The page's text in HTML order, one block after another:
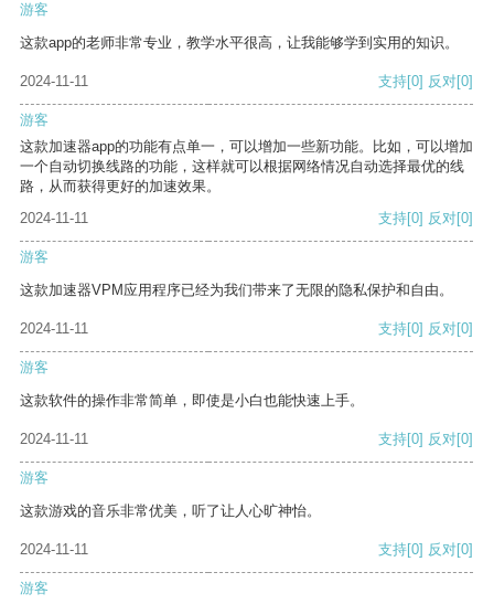
游客
这款app的老师非常专业，教学水平很高，让我能够学到实用的知识。
2024-11-11 支持[0] 反对[0]
游客
这款加速器app的功能有点单一，可以增加一些新功能。比如，可以增加
一个自动切换线路的功能，这样就可以根据网络情况自动选择最优的线
路，从而获得更好的加速效果。
2024-11-11
支持[0] 反对[0]
游客
这款加速器VPM应用程序已经为我们带来了无限的隐私保护和自由。
2024-11-11 支持[0] 反对[0]
游客
这款软件的操作非常简单，即使是小白也能快速上手。
2024-11-11 支持[0] 反对[0]
游客
这款游戏的音乐非常优美，听了让人心旷神怡。
2024-11-11 支持[0] 反对[0]
游客